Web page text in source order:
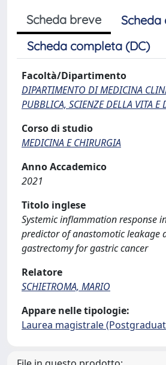
Scheda breve
Scheda completa (DC)
Facoltà/Dipartimento
DIPARTIMENTO DI MEDICINA
PUBBLICA, SCIENZE DELLA VITA E
Corso di studio
MEDICINA E CHIRURGIA
Anno Accademico
2021
Titolo inglese
Systemic inflammation response
predictor of anastomotic leakage
gastrectomy for gastric cancer
Relatore
SCHIETROMA, MARIO
Appare nelle tipologie:
Laurea magistrale